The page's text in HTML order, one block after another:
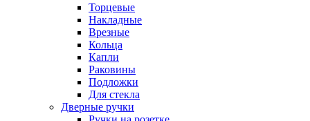
Торцевые
Накладные
Врезные
Кольца
Капли
Раковины
Подложки
Для стекла
Дверные ручки